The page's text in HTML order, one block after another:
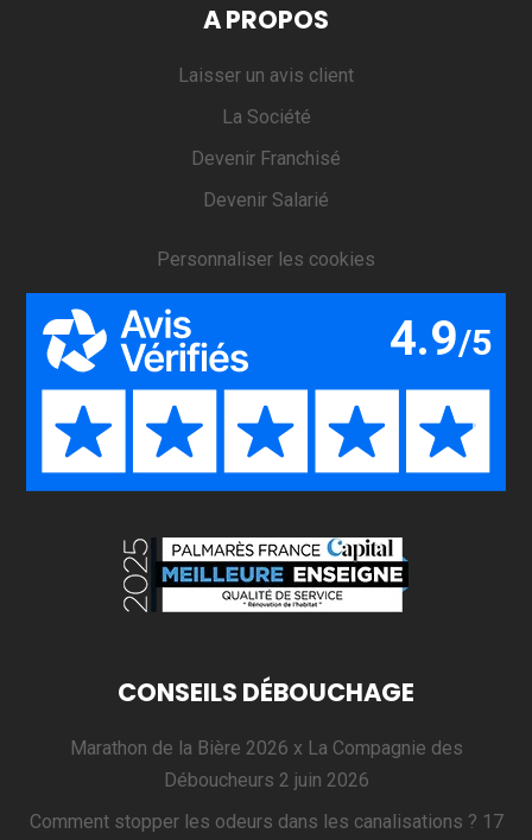
A PROPOS
Laisser un avis client
La Société
Devenir Franchisé
Devenir Salarié
Personnaliser les cookies
CONSEILS DÉBOUCHAGE
Marathon de la Bière 2026 x La Compagnie des
Déboucheurs 2 juin 2026
Comment stopper les odeurs dans les canalisations ? 17